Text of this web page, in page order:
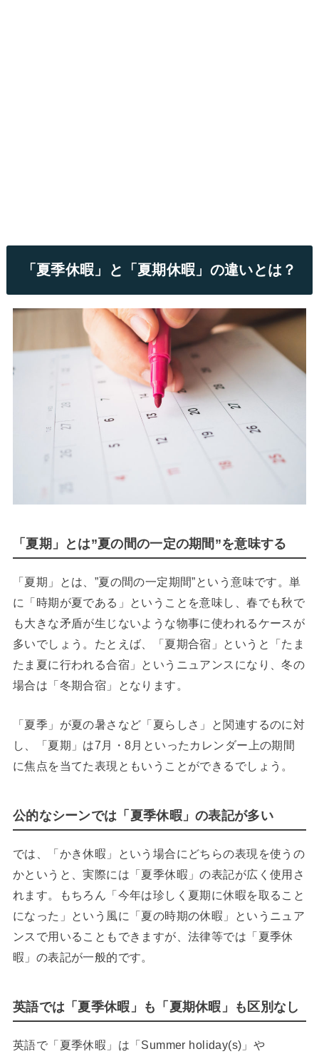
「夏季休暇」と「夏期休暇」の違いとは？
「夏期」とは”夏の間の一定の期間”を意味する
「夏期」とは、”夏の間の一定期間”という意味です。単
に「時期が夏である」ということを意味し、春でも秋で
も大きな矛盾が生じないような物事に使われるケースが
多いでしょう。たとえば、「夏期合宿」というと「たま
たま夏に行われる合宿」というニュアンスになり、冬の
場合は「冬期合宿」となります。
「夏季」が夏の暑さなど「夏らしさ」と関連するのに対
し、「夏期」は7月・8月といったカレンダー上の期間
に焦点を当てた表現ともいうことができるでしょう。
公的なシーンでは「夏季休暇」の表記が多い
では、「かき休暇」という場合にどちらの表現を使うの
かというと、実際には「夏季休暇」の表記が広く使用さ
れます。もちろん「今年は珍しく夏期に休暇を取ること
になった」という風に「夏の時期の休暇」というニュア
ンスで用いることもできますが、法律等では「夏季休
暇」の表記が一般的です。
英語では「夏季休暇」も「夏期休暇」も区別なし
英語で「夏季休暇」は「Summer holiday(s)」や